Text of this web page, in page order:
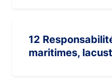
12
maritimes,